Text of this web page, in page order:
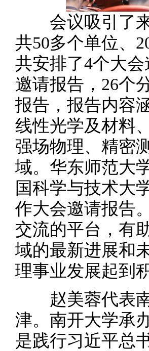
会议吸引了来
共50多个单位、
共安排了4个大
邀请报告，26个
报告，报告内容
线性光学及材料
强场物理、精密
域。华东师范大
国科学与技术大
作大会邀请报告
交流的平台，有
域的最新进展和
理事业发展起到
赵美蓉代表南
津。南开大学承
是践行习近平总